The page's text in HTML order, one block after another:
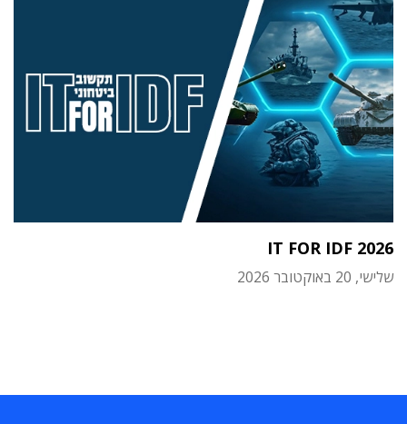
IT FOR IDF 2026
שלישי, 20 באוקטובר 2026